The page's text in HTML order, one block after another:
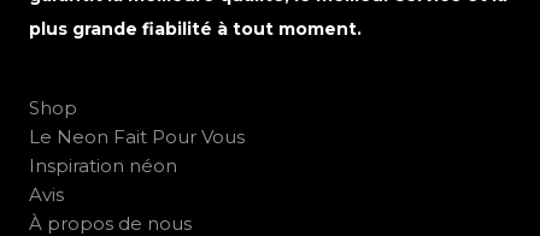
plus grande fiabilité à tout moment.
Shop
Le Neon Fait Pour Vous
Inspiration néon
Avis
À propos de nous